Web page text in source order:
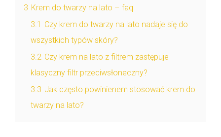
3 Krem do twarzy na lato – faq
3.1 Czy krem do twarzy na lato nadaje się do
wszystkich typów skóry?
3.2 Czy krem na lato z filtrem zastępuje
klasyczny filtr przeciwsłoneczny?
3.3 Jak często powinienem stosować krem do
twarzy na lato?